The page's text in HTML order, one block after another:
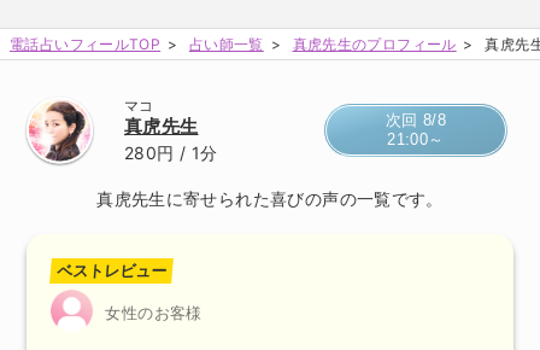
電話占いフィールTOP 占い師一覧 真虎先生のプロフィール 真虎先
マコ
真虎先生
280円 / 1分
次回 8/8
21:00～
真虎先生に寄せられた喜びの声の一覧です。
ベストレビュー
女性のお客様